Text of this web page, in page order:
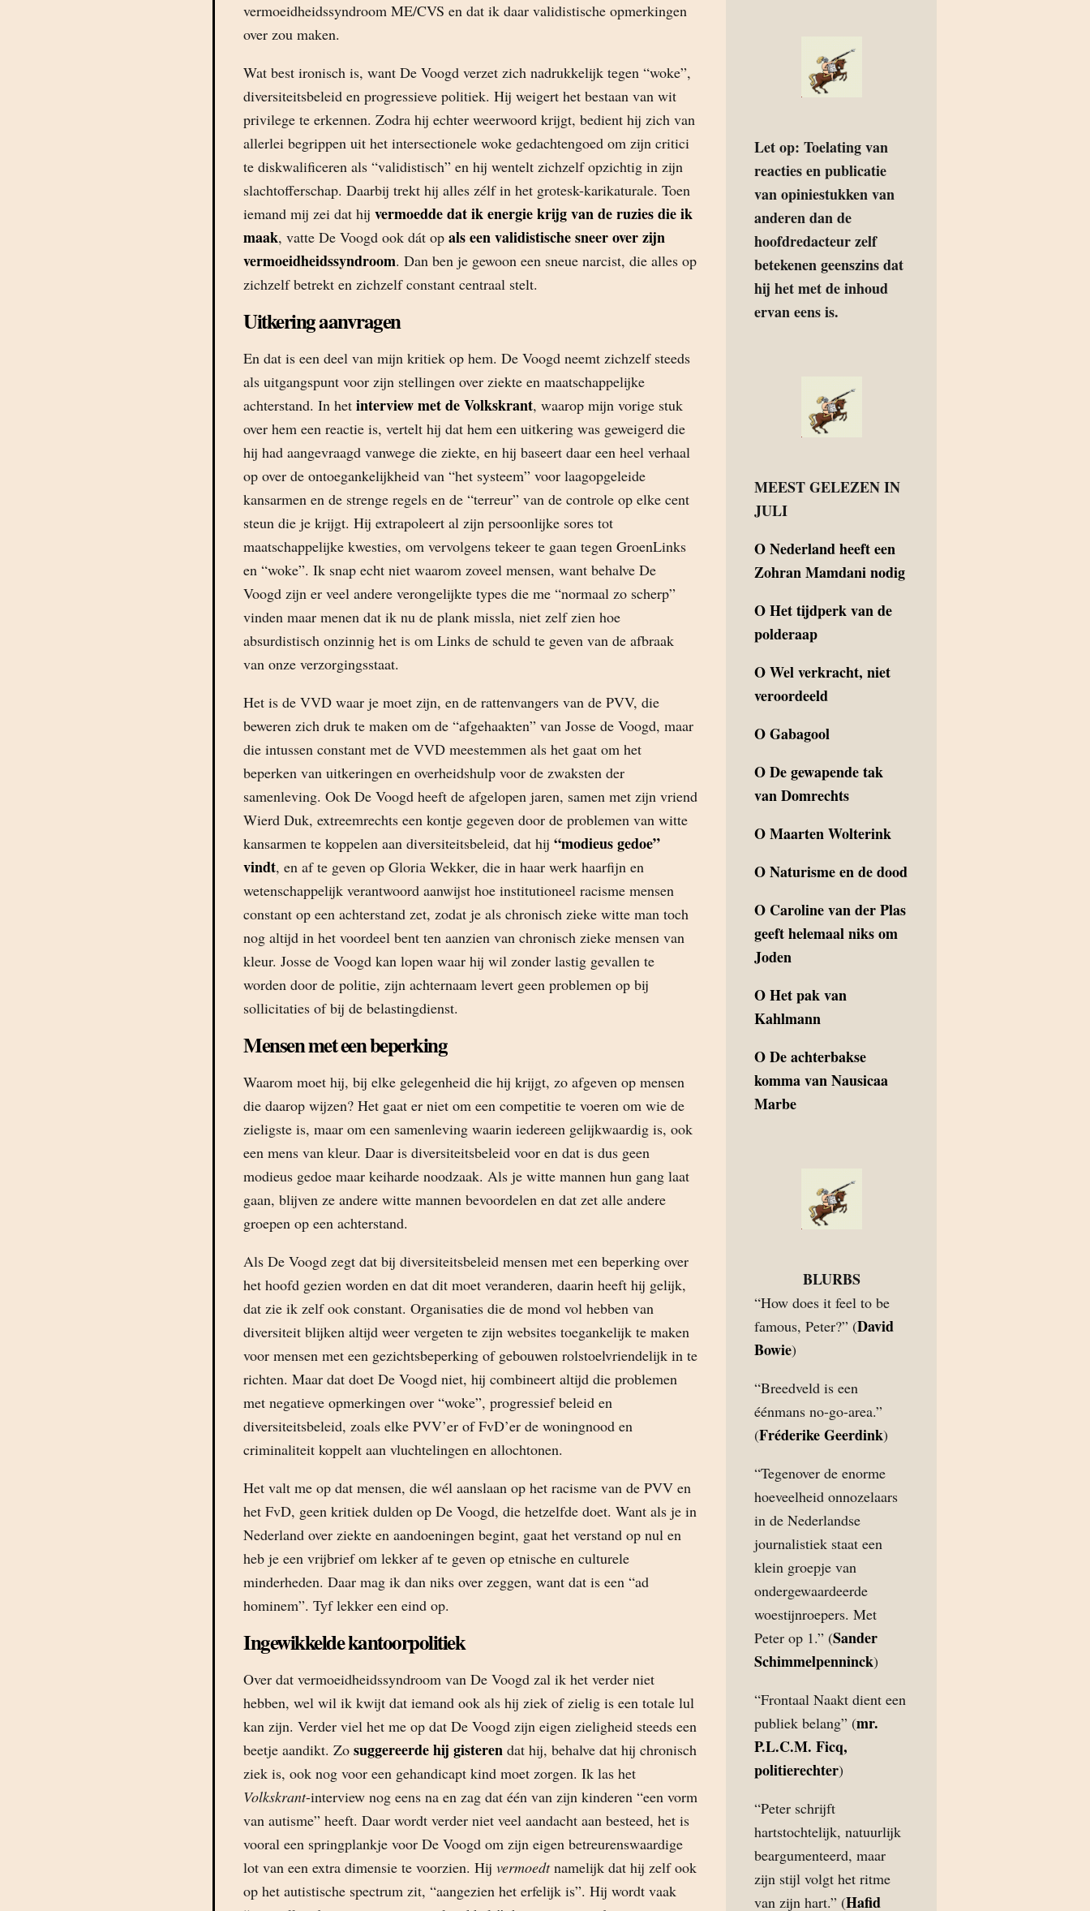
vermoeidheidssyndroom ME/CVS en dat ik daar validistische opmerkingen
over zou maken.
Wat best ironisch is, want De Voogd verzet zich nadrukkelijk tegen “woke”,
diversiteitsbeleid en progressieve politiek. Hij weigert het bestaan van wit
privilege te erkennen. Zodra hij echter weerwoord krijgt, bedient hij zich van
allerlei begrippen uit het intersectionele woke gedachtengoed om zijn critici
te diskwalificeren als “validistisch” en hij wentelt zichzelf opzichtig in zijn
slachtofferschap. Daarbij trekt hij alles zélf in het grotesk-karikaturale. Toen
iemand mij zei dat hij vermoedde dat ik energie krijg van de ruzies die ik
maak, vatte De Voogd ook dát op als een validistische sneer over zijn
vermoeidheidssyndroom. Dan ben je gewoon een sneue narcist, die alles op
zichzelf betrekt en zichzelf constant centraal stelt.
Uitkering aanvragen
En dat is een deel van mijn kritiek op hem. De Voogd neemt zichzelf steeds
als uitgangspunt voor zijn stellingen over ziekte en maatschappelijke
achterstand. In het interview met de Volkskrant, waarop mijn vorige stuk
over hem een reactie is, vertelt hij dat hem een uitkering was geweigerd die
hij had aangevraagd vanwege die ziekte, en hij baseert daar een heel verhaal
op over de ontoegankelijkheid van “het systeem” voor laagopgeleide
kansarmen en de strenge regels en de “terreur” van de controle op elke cent
steun die je krijgt. Hij extrapoleert al zijn persoonlijke sores tot
maatschappelijke kwesties, om vervolgens tekeer te gaan tegen GroenLinks
en “woke”. Ik snap echt niet waarom zoveel mensen, want behalve De
Voogd zijn er veel andere verongelijkte types die me “normaal zo scherp”
vinden maar menen dat ik nu de plank missla, niet zelf zien hoe
absurdistisch onzinnig het is om Links de schuld te geven van de afbraak
van onze verzorgingsstaat.
Het is de VVD waar je moet zijn, en de rattenvangers van de PVV, die
beweren zich druk te maken om de “afgehaakten” van Josse de Voogd, maar
die intussen constant met de VVD meestemmen als het gaat om het
beperken van uitkeringen en overheidshulp voor de zwaksten der
samenleving. Ook De Voogd heeft de afgelopen jaren, samen met zijn vriend
Wierd Duk, extreemrechts een kontje gegeven door de problemen van witte
kansarmen te koppelen aan diversiteitsbeleid, dat hij “modieus gedoe”
vindt, en af te geven op Gloria Wekker, die in haar werk haarfijn en
wetenschappelijk verantwoord aanwijst hoe institutioneel racisme mensen
constant op een achterstand zet, zodat je als chronisch zieke witte man toch
nog altijd in het voordeel bent ten aanzien van chronisch zieke mensen van
kleur. Josse de Voogd kan lopen waar hij wil zonder lastig gevallen te
worden door de politie, zijn achternaam levert geen problemen op bij
sollicitaties of bij de belastingdienst.
Mensen met een beperking
Waarom moet hij, bij elke gelegenheid die hij krijgt, zo afgeven op mensen
die daarop wijzen? Het gaat er niet om een competitie te voeren om wie de
zieligste is, maar om een samenleving waarin iedereen gelijkwaardig is, ook
een mens van kleur. Daar is diversiteitsbeleid voor en dat is dus geen
modieus gedoe maar keiharde noodzaak. Als je witte mannen hun gang laat
gaan, blijven ze andere witte mannen bevoordelen en dat zet alle andere
groepen op een achterstand.
Als De Voogd zegt dat bij diversiteitsbeleid mensen met een beperking over
het hoofd gezien worden en dat dit moet veranderen, daarin heeft hij gelijk,
dat zie ik zelf ook constant. Organisaties die de mond vol hebben van
diversiteit blijken altijd weer vergeten te zijn websites toegankelijk te maken
voor mensen met een gezichtsbeperking of gebouwen rolstoelvriendelijk in te
richten. Maar dat doet De Voogd niet, hij combineert altijd die problemen
met negatieve opmerkingen over “woke”, progressief beleid en
diversiteitsbeleid, zoals elke PVV’er of FvD’er de woningnood en
criminaliteit koppelt aan vluchtelingen en allochtonen.
Het valt me op dat mensen, die wél aanslaan op het racisme van de PVV en
het FvD, geen kritiek dulden op De Voogd, die hetzelfde doet. Want als je in
Nederland over ziekte en aandoeningen begint, gaat het verstand op nul en
heb je een vrijbrief om lekker af te geven op etnische en culturele
minderheden. Daar mag ik dan niks over zeggen, want dat is een “ad
hominem”. Tyf lekker een eind op.
Ingewikkelde kantoorpolitiek
Over dat vermoeidheidssyndroom van De Voogd zal ik het verder niet
hebben, wel wil ik kwijt dat iemand ook als hij ziek of zielig is een totale lul
kan zijn. Verder viel het me op dat De Voogd zijn eigen zieligheid steeds een
beetje aandikt. Zo suggereerde hij gisteren dat hij, behalve dat hij chronisch
ziek is, ook nog voor een gehandicapt kind moet zorgen. Ik las het
Volkskrant-interview nog eens na en zag dat één van zijn kinderen “een vorm
van autisme” heeft. Daar wordt verder niet veel aandacht aan besteed, het is
vooral een springplankje voor De Voogd om zijn eigen betreurenswaardige
lot van een extra dimensie te voorzien. Hij vermoedtnamelijk dat hij zelf ook
op het autistische spectrum zit, “aangezien het erfelijk is”. Hij wordt vaak
Let op: Toelating van
reacties en publicatie
van opiniestukken van
anderen dan de
hoofdredacteur zelf
betekenen geenszins dat
hij het met de inhoud
ervan eens is.
MEEST GELEZEN IN
JULI
ONederland heeft een
Zohran Mamdani nodig
OHet tijdperk van de
polderaap
OWel verkracht, niet
veroordeeld
OGabagool
ODe gewapende tak
van Domrechts
OMaarten Wolterink
ONaturisme en de dood
O Caroline van der Plas
geeft helemaal niks om
Joden
OHet pak van
Kahlmann
ODe achterbakse
komma van Nausicaa
Marbe
BLURBS
“How does it feel to be
famous, Peter?” (David
Bowie)
“Breedveld is een
éénmans no-go-area.”
(Fréderike Geerdink)
“Tegenover de enorme
hoeveelheid onnozelaars
in de Nederlandse
journalistiek staat een
klein groepje van
ondergewaardeerde
woestijnroepers. Met
Peter op 1.” (Sander
Schimmelpenninck)
“Frontaal Naakt dient een
publiek belang” (mr.
P.L.C.M. Ficq,
politierechter)
“Peter schrijft
hartstochtelijk, natuurlijk
beargumenteerd, maar
zijn stijl volgt het ritme
van zijn hart.” (Hafid